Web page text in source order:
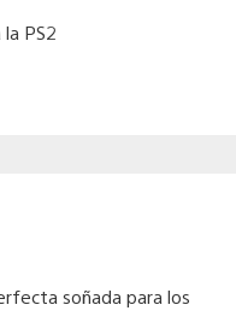
PS2
soñada para los